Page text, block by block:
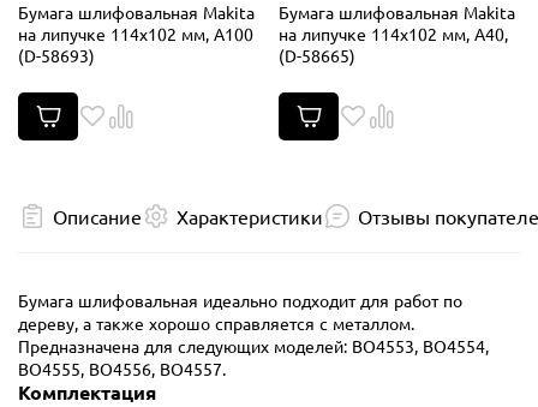
Бумага шлифовальная Makita
на липучке 114х102 мм, A100
(D-58693)
Бумага шлифовальная Makita
на липучке 114х102 мм, A40,
(D-58665)
Описание Характеристики Отзывы
Бумага шлифовальная идеально подходит для работ по
дереву, а также хорошо справляется с металлом.
Предназначена для следующих моделей: BO4553, BO4554,
BO4555, BO4556, BO4557.
Комплектация